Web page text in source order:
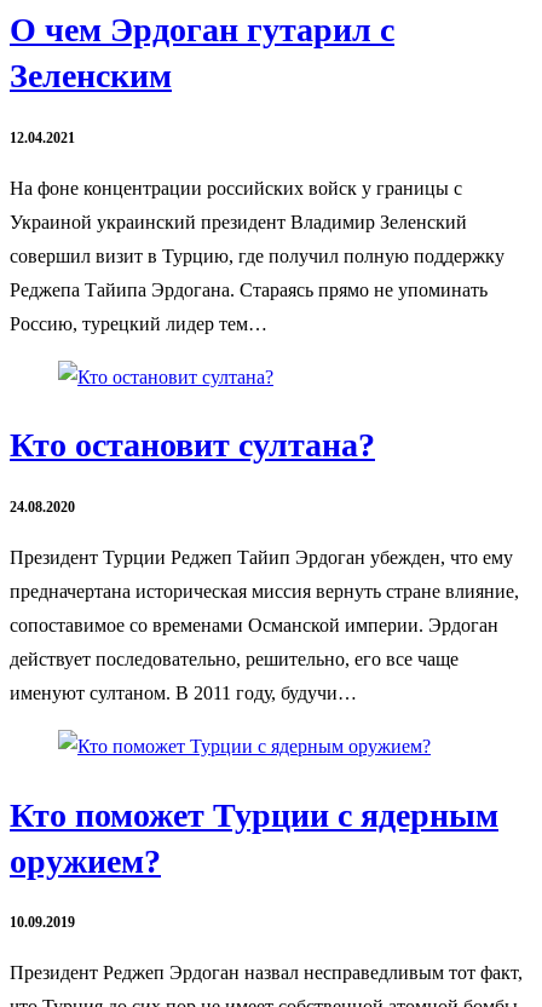
О чем Эрдоган гутарил с
Зеленским
12.04.2021
На фоне концентрации российских войск у границы с
Украиной украинский президент Владимир Зеленский
совершил визит в Турцию, где получил полную поддержку
Реджепа Тайипа Эрдогана. Стараясь прямо не упоминать
Россию, турецкий лидер тем…
Кто остановит султана?
24.08.2020
Президент Турции Реджеп Тайип Эрдоган убежден, что ему
предначертана историческая миссия вернуть стране влияние,
сопоставимое со временами Османской империи. Эрдоган
действует последовательно, решительно, его все чаще
именуют султаном. В 2011 году, будучи…
Кто поможет Турции с ядерным
оружием?
10.09.2019
Президент Реджеп Эрдоган назвал несправедливым тот факт,